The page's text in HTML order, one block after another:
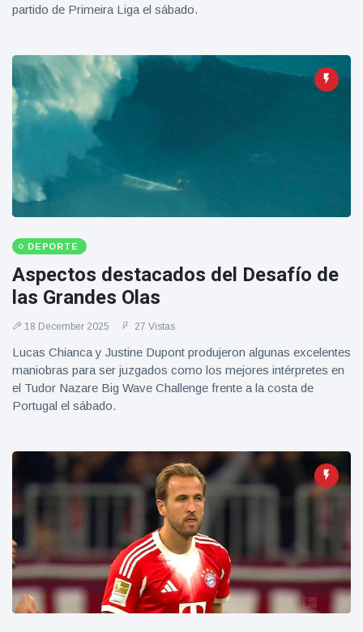
partido de Primeira Liga el sábado.
DEPORTE
Aspectos destacados del Desafío de
las Grandes Olas
18 December 2025 27 Vistas
Lucas Chianca y Justine Dupont produjeron algunas excelentes
maniobras para ser juzgados como los mejores intérpretes en
el Tudor Nazare Big Wave Challenge frente a la costa de
Portugal el sábado.